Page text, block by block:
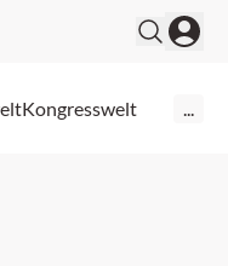
Kongresswelt